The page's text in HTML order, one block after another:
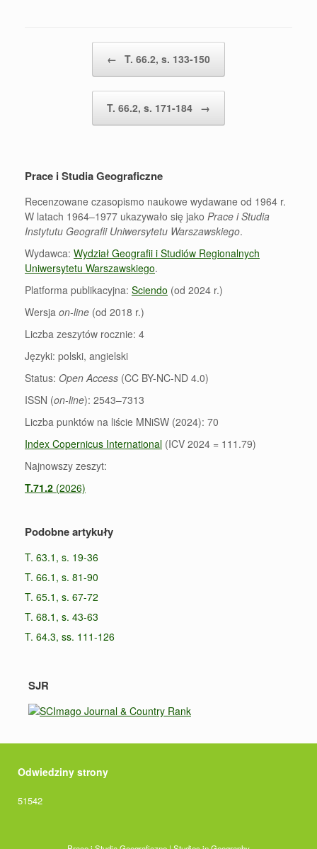
← T. 66.2, s. 133-150
T. 66.2, s. 171-184 →
Prace i Studia Geograficzne
Recenzowane czasopismo naukowe wydawane od 1964 r.
W latach 1964–1977 ukazywało się jako Prace i Studia
Instytutu Geografii Uniwersytetu Warszawskiego.
Wydawca: Wydział Geografii i Studiów Regionalnych
Uniwersytetu Warszawskiego.
Platforma publikacyjna: Sciendo (od 2024 r.)
Wersja on-line (od 2018 r.)
Liczba zeszytów rocznie: 4
Języki: polski, angielski
Status: Open Access (CC BY-NC-ND 4.0)
ISSN (on-line): 2543–7313
Liczba punktów na liście MNiSW (2024): 70
Index Copernicus International (ICV 2024 = 111.79)
Najnowszy zeszyt:
T.71.2 (2026)
Podobne artykuły
T. 63.1, s. 19-36
T. 66.1, s. 81-90
T. 65.1, s. 67-72
T. 68.1, s. 43-63
T. 64.3, ss. 111-126
SJR
Odwiedziny strony
51542